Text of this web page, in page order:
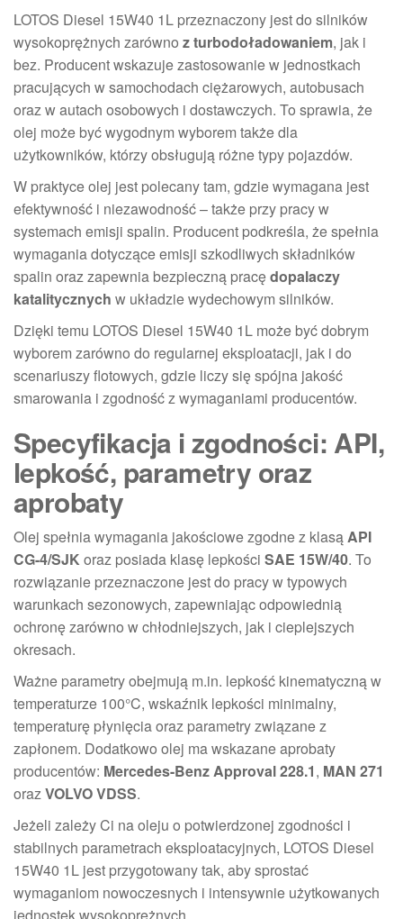
LOTOS Diesel 15W40 1L przeznaczony jest do silników
wysokoprężnych zarówno z turbodoładowaniem, jak i
bez. Producent wskazuje zastosowanie w jednostkach
pracujących w samochodach ciężarowych, autobusach
oraz w autach osobowych i dostawczych. To sprawia, że
olej może być wygodnym wyborem także dla
użytkowników, którzy obsługują różne typy pojazdów.
W praktyce olej jest polecany tam, gdzie wymagana jest
efektywność i niezawodność – także przy pracy w
systemach emisji spalin. Producent podkreśla, że spełnia
wymagania dotyczące emisji szkodliwych składników
spalin oraz zapewnia bezpieczną pracędopalaczy
katalitycznych w układzie wydechowym silników.
Dzięki temu LOTOS Diesel 15W40 1L może być dobrym
wyborem zarówno do regularnej eksploatacji, jak i do
scenariuszy flotowych, gdzie liczy się spójna jakość
smarowania i zgodność z wymaganiami producentów.
Specyfikacja i zgodności: API,
lepkość, parametry oraz
aprobaty
Olej spełnia wymagania jakościowe zgodne z klasąAPI
CG-4/SJK oraz posiada klasę lepkości SAE 15W/40. To
rozwiązanie przeznaczone jest do pracy w typowych
warunkach sezonowych, zapewniając odpowiednią
ochronę zarówno w chłodniejszych, jak i cieplejszych
okresach.
Ważne parametry obejmują m.in. lepkość kinematyczną w
temperaturze 100°C, wskaźnik lepkości minimalny,
temperaturę płynięcia oraz parametry związane z
zapłonem. Dodatkowo olej ma wskazane aprobaty
producentów: Mercedes-Benz Approval 228.1, MAN 271
orazVOLVO VDSS.
Jeżeli zależy Ci na oleju o potwierdzonej zgodności i
stabilnych parametrach eksploatacyjnych, LOTOS Diesel
15W40 1L jest przygotowany tak, aby sprostać
wymaganiom nowoczesnych i intensywnie użytkowanych